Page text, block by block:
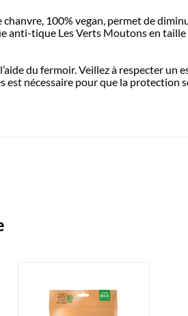
100% vegan, permet de
anti-tique Les Verts Moutons en taille
du fermoir. Veillez à respecter un
est nécessaire pour que la protection